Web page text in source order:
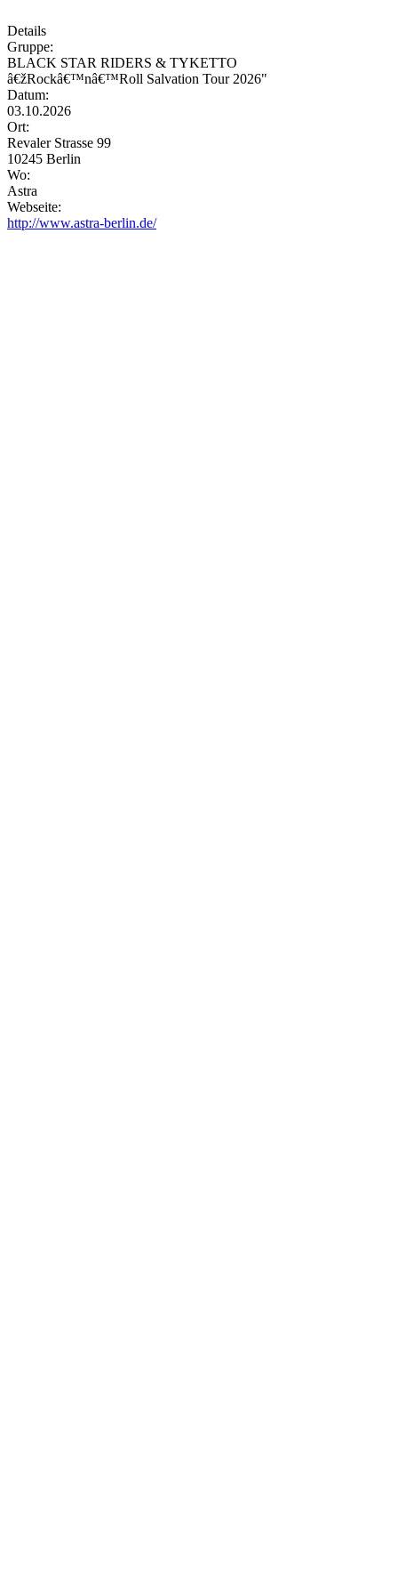
Details
Gruppe:
BLACK STAR RIDERS & TYKETTO
â€žRockâ€™nâ€™Roll Salvation Tour 2026"
Datum:
03.10.2026
Ort:
Revaler Strasse 99
10245 Berlin
Wo:
Astra
Webseite:
http://www.astra-berlin.de/